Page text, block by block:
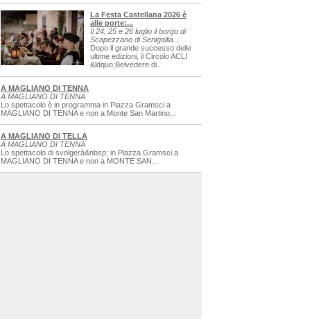
La Festa Castellana 2026 è
alle porte:...
Il 24, 25 e 26 luglio il borgo di
Scapezzano di Senigallia...
Dopo il grande successo delle
ultime edizioni, il Circolo ACLI
&ldquo;Belvedere di...
A MAGLIANO DI TENNA
A MAGLIANO DI TENNA
Lo spettacolo è in programma in Piazza Gramsci a
MAGLIANO DI TENNA e non a Monte San Martino...
A MAGLIANO DI TELLA
A MAGLIANO DI TENNA
Lo spettacolo di svolgerà&nbsp; in Piazza Gramsci a
MAGLIANO DI TENNA e non a MONTE SAN...